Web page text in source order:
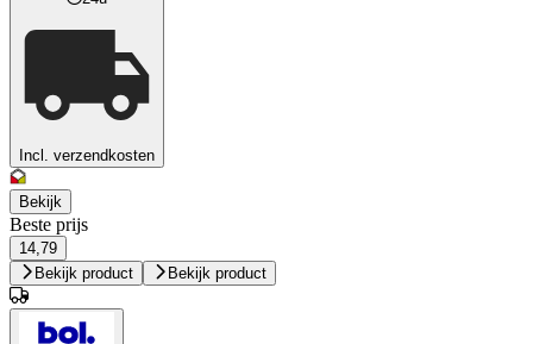
Incl. verzendkosten
Bekijk
Beste prijs
14,79
Bekijk product
Bekijk product